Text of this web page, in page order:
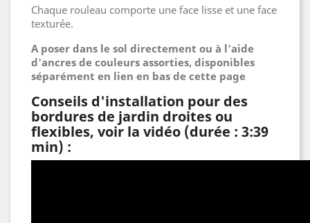
Chaque rouleau comporte une face lisse et une face
texturée.
A poser dans le sol directement ou à l'aide
d'ancres de couleurs assorties, disponibles
séparément en lien en bas de cette page
Conseils d'installation pour des
bordures de jardin droites ou
flexibles, voir la vidéo (durée : 3:39
min) :